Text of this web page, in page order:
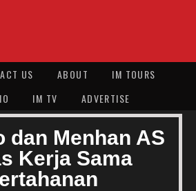
US ABOUT
IM TOURS
IM TV ADVERTISE
dan Menhan AS
Kerja Sama